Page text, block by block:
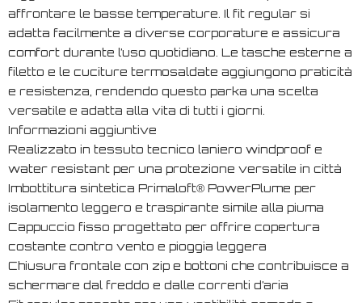
affrontare le basse temperature. Il fit regular si
adatta facilmente a diverse corporature e assicura
comfort durante l’uso quotidiano. Le tasche esterne a
filetto e le cuciture termosaldate aggiungono praticità
e resistenza, rendendo questo parka una scelta
versatile e adatta alla vita di tutti i giorni.
Informazioni aggiuntive
Realizzato in tessuto tecnico laniero windproof e
water resistant per una protezione versatile in città
Imbottitura sintetica Primaloft® PowerPlume per
isolamento leggero e traspirante simile alla piuma
Cappuccio fisso progettato per offrire copertura
costante contro vento e pioggia leggera
Chiusura frontale con zip e bottoni che contribuisce a
schermare dal freddo e dalle correnti d’aria